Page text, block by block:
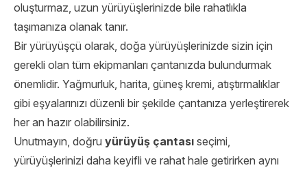
oluşturmaz, uzun yürüyüşlerinizde bile rahatlıkla
taşımanıza olanak tanır.
Bir yürüyüşçü olarak, doğa yürüyüşlerinizde sizin için
gerekli olan tüm ekipmanları çantanızda bulundurmak
önemlidir. Yağmurluk, harita, güneş kremi, atıştırmalıklar
gibi eşyalarınızı düzenli bir şekilde çantanıza yerleştirerek
her an hazır olabilirsiniz.
Unutmayın, doğru yürüyüş çantası seçimi,
yürüyüşlerinizi daha keyifli ve rahat hale getirirken aynı